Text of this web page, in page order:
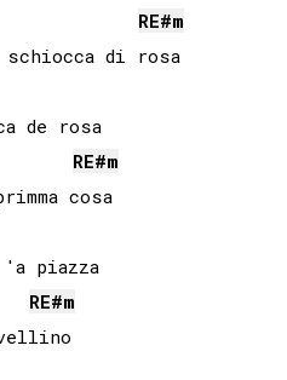
RE#m
schiocca di rosa
de rosa
RE#m
cosa
'a piazza
RE#m